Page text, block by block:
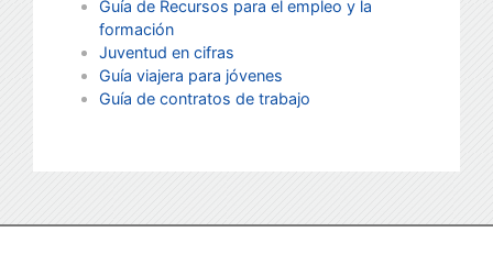
Guía de Recursos para el empleo y la
formación
Juventud en cifras
Guía viajera para jóvenes
Guía de contratos de trabajo